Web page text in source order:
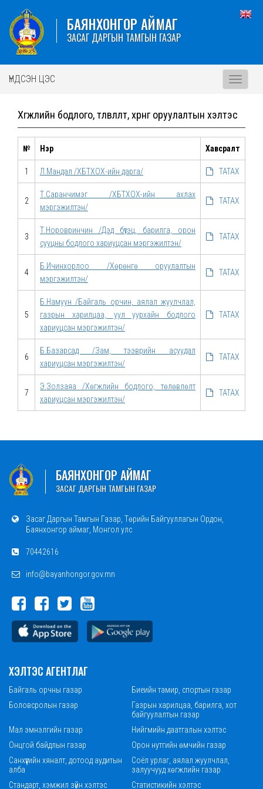
БАЯНХОНГОР АЙМАГ
ЗАСАГ ДАРГЫН ТАМГЫН ГАЗАР
ҮНДСЭН ЦЭС
Toggle
Хөгжлийн бодлого, төлөвлөлт, хөрөнгө оруулалтын хэлтэс
№ Нэр Хавсралт
1 Л.Мандал /ХБТХОХ-ийн дарга/ ТАТАХ
2
Т.Саранчимэг /ХБТХОХ-ийн ахлах
мэргэжилтэн/
ТАТАХ
3
Т.Норовринчин /Дэд бүтэц, барилга, орон
сууцны бодлого хариуцсан мэргэжилтэн/
ТАТАХ
4
Б.Ичинхорлоо /Хөрөнгө оруулалтын
мэргэжилтэн/
ТАТАХ
5
Б.Намуун /Байгаль орчин, аялал жуулчлал,
газрын харилцаа, уул уурхайн бодлого
хариуцсан мэргэжилтэн/
ТАТАХ
6
Б.Базарсад /Зам, тээврийн асуудал
хариуцсан мэргэжилтэн/
ТАТАХ
7
Э.Золзаяа /Хөгжлийн бодлого, төлөвлөлт
хариуцсан мэргэжилтэн/
ТАТАХ
БАЯНХОНГОР АЙМАГ
ЗАСАГ ДАРГЫН ТАМГЫН ГАЗАР
Засаг Даргын Тамгын Газар, Төрийн Байгууллагын Ордон,
Баянхонгор аймаг, Монгол улс
70442616
info@bayanhongor.gov.mn
ХЭЛТЭС АГЕНТЛАГ
Байгаль орчны газар
Биеийн тамир, спортын газар
Боловсролын газар
Газрын харилцаа, барилга, хот
байгуулалтын газар
Мал эмнэлгийн газар
Нийгмийн даатгалын хэлтэс
Онцгой байдлын газар
Орон нутгийн өмчийн газар
Санхүүгийн хяналт, дотоод аудитын
алба
Соёл урлаг, аялал жуулчлал,
залуучууд хөгжлийн газар
Стандарт, хэмжил зүйн хэлтэс
Статистикийн хэлтэс